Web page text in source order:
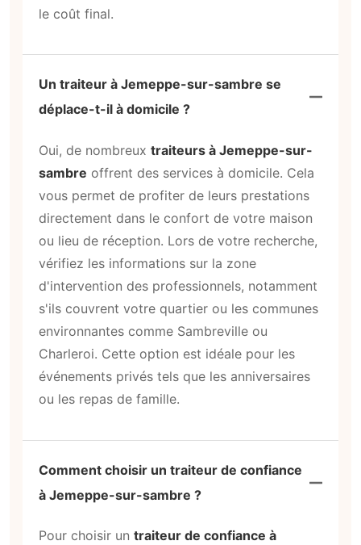
le coût final.
Un traiteur à Jemeppe-sur-sambre se
déplace-t-il à domicile ?
Oui, de nombreux traiteurs à Jemeppe-sur-
sambre offrent des services à domicile. Cela
vous permet de profiter de leurs prestations
directement dans le confort de votre maison
ou lieu de réception. Lors de votre recherche,
vérifiez les informations sur la zone
d'intervention des professionnels, notamment
s'ils couvrent votre quartier ou les communes
environnantes comme Sambreville ou
Charleroi. Cette option est idéale pour les
événements privés tels que les anniversaires
ou les repas de famille.
Comment choisir un traiteur de confiance
à Jemeppe-sur-sambre ?
Pour choisir un traiteur de confiance à